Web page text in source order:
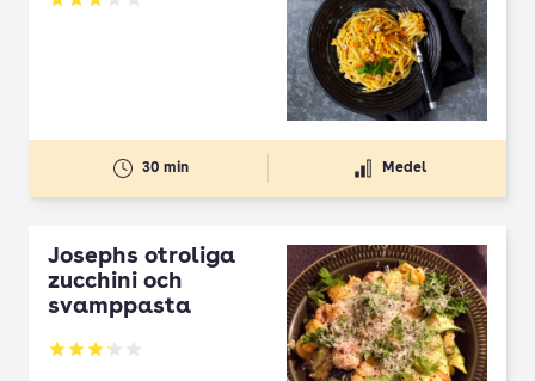
Betyg: 3 av 5
30 min Medel
Josephs otroliga
zucchini och
svamppasta
Betyg: 3.1 av 5